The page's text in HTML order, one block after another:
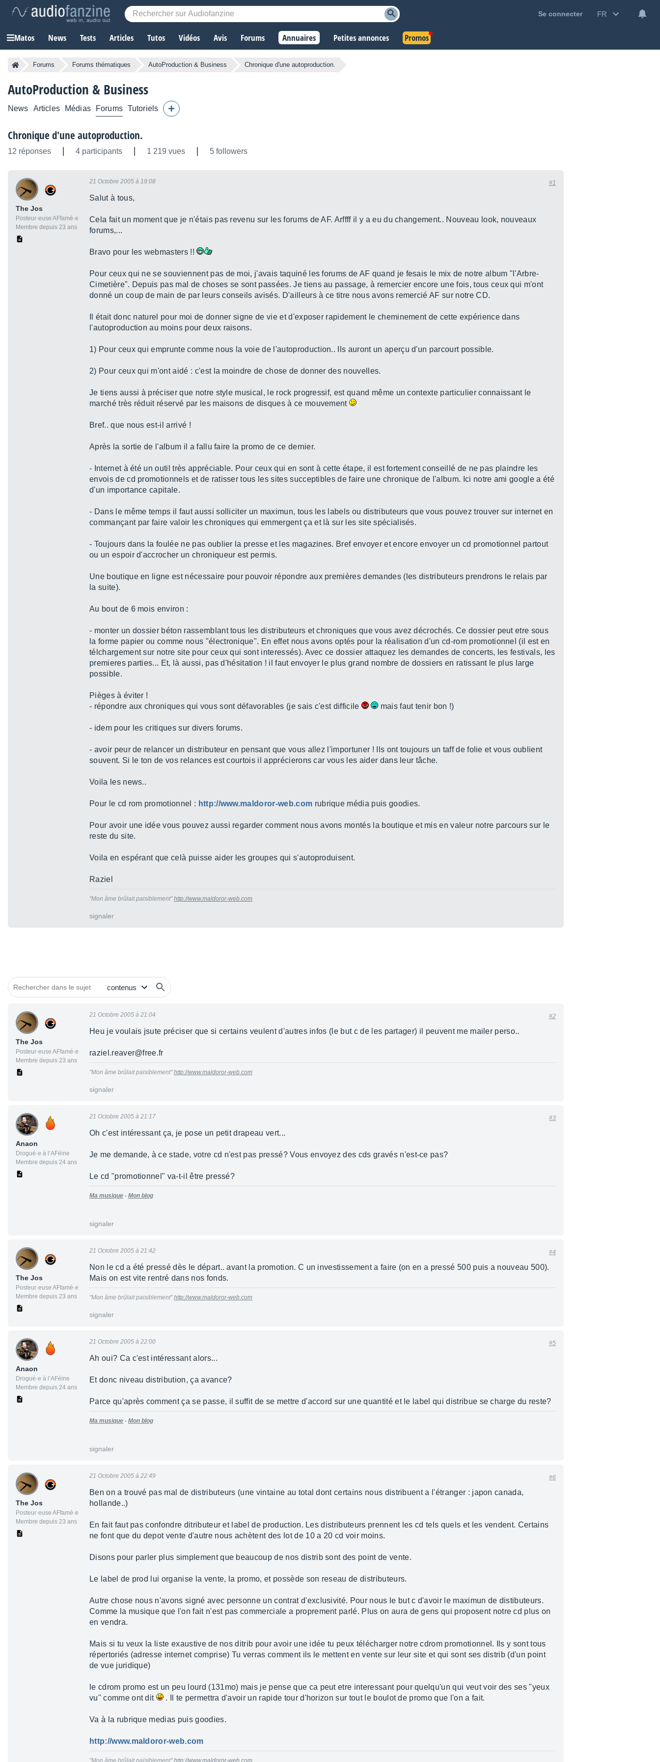
Se connecter FR
Matos News Tests Articles Tutos Vidéos Avis Forums Annuaires Petites annonces Promos
Forums Forums thématiques AutoProduction & Business Chronique d'une autoproduction.
AutoProduction & Business
News Articles Médias Forums Tutoriels
Chronique d'une autoproduction.
12 réponses 4 participants 1 219 vues 5 followers
The Jos
Posteur·euse AFfamé·e
Membre depuis 23 ans
21 Octobre 2005 à 19:08 #1
Salut à tous,
Cela fait un moment que je n'étais pas revenu sur les forums de AF. Arffff il y a eu du changement.. Nouveau look, nouveaux
forums,...
Bravo pour les webmasters !!
Pour ceux qui ne se souviennent pas de moi, j'avais taquiné les forums de AF quand je fesais le mix de notre album "l'Arbre-
Cimetière". Depuis pas mal de choses se sont passées. Je tiens au passage, à remercier encore une fois, tous ceux qui m'ont
donné un coup de main de par leurs conseils avisés. D'ailleurs à ce titre nous avons remercié AF sur notre CD.
Il était donc naturel pour moi de donner signe de vie et d'exposer rapidement le cheminement de cette expérience dans
l'autoproduction au moins pour deux raisons.
1) Pour ceux qui emprunte comme nous la voie de l'autoproduction.. Ils auront un aperçu d'un parcourt possible.
2) Pour ceux qui m'ont aidé : c'est la moindre de chose de donner des nouvelles.
Je tiens aussi à préciser que notre style musical, le rock progressif, est quand même un contexte particulier connaissant le
marché très réduit réservé par les maisons de disques à ce mouvement
Bref.. que nous est-il arrivé !
Après la sortie de l'album il a fallu faire la promo de ce dernier.
- Internet à été un outil très appréciable. Pour ceux qui en sont à cette étape, il est fortement conseillé de ne pas plaindre les
envois de cd promotionnels et de ratisser tous les sites succeptibles de faire une chronique de l'album. Ici notre ami google a été
d'un importance capitale.
- Dans le même temps il faut aussi solliciter un maximun, tous les labels ou distributeurs que vous pouvez trouver sur internet en
commançant par faire valoir les chroniques qui emmergent ça et là sur les site spécialisés.
- Toujours dans la foulée ne pas oublier la presse et les magazines. Bref envoyer et encore envoyer un cd promotionnel partout
ou un espoir d'accrocher un chroniqueur est permis.
Une boutique en ligne est nécessaire pour pouvoir répondre aux premières demandes (les distributeurs prendrons le relais par
la suite).
Au bout de 6 mois environ :
- monter un dossier béton rassemblant tous les distributeurs et chroniques que vous avez décrochés. Ce dossier peut etre sous
la forme papier ou comme nous "électronique". En effet nous avons optés pour la réalisation d'un cd-rom promotionnel (il est en
télchargement sur notre site pour ceux qui sont interessés). Avec ce dossier attaquez les demandes de concerts, les festivals, les
premieres parties... Et, là aussi, pas d'hésitation ! il faut envoyer le plus grand nombre de dossiers en ratissant le plus large
possible.
Pièges à éviter !
- répondre aux chroniques qui vous sont défavorables (je sais c'est difficile
mais faut tenir bon !)
- idem pour les critiques sur divers forums.
- avoir peur de relancer un distributeur en pensant que vous allez l'importuner ! Ils ont toujours un taff de folie et vous oublient
souvent. Si le ton de vos relances est courtois il apprécierons car vous les aider dans leur tâche.
Voila les news..
Pour le cd rom promotionnel : http://www.maldoror-web.com rubrique média puis goodies.
Pour avoir une idée vous pouvez aussi regarder comment nous avons montés la boutique et mis en valeur notre parcours sur le
reste du site.
Voila en espérant que celà puisse aider les groupes qui s'autoproduisent.
Raziel
"Mon âme brûlait paisiblement"http://www.maldoror-web.com
signaler
The Jos
Posteur·euse AFfamé·e
Membre depuis 23 ans
21 Octobre 2005 à 21:04 #2
Heu je voulais jsute préciser que si certains veulent d'autres infos (le but c de les partager) il peuvent me mailer perso..
raziel.reaver@free.fr
"Mon âme brûlait paisiblement"http://www.maldoror-web.com
signaler
Anaon
Drogué·e à l’AFéine
Membre depuis 24 ans
21 Octobre 2005 à 21:17 #3
Oh c'est intéressant ça, je pose un petit drapeau vert...
Je me demande, à ce stade, votre cd n'est pas pressé? Vous envoyez des cds gravés n'est-ce pas?
Le cd "promotionnel" va-t-il être pressé?
Ma musique - Mon blog
signaler
The Jos
Posteur·euse AFfamé·e
Membre depuis 23 ans
21 Octobre 2005 à 21:42 #4
Non le cd a été pressé dès le départ.. avant la promotion. C un investissement a faire (on en a pressé 500 puis a nouveau 500).
Mais on est vite rentré dans nos fonds.
"Mon âme brûlait paisiblement"http://www.maldoror-web.com
signaler
Anaon
Drogué·e à l’AFéine
Membre depuis 24 ans
21 Octobre 2005 à 22:00 #5
Ah oui? Ca c'est intéressant alors...
Et donc niveau distribution, ça avance?
Parce qu'après comment ça se passe, il suffit de se mettre d'accord sur une quantité et le label qui distribue se charge du reste?
Ma musique - Mon blog
signaler
The Jos
Posteur·euse AFfamé·e
Membre depuis 23 ans
21 Octobre 2005 à 22:49 #6
Ben on a trouvé pas mal de distributeurs (une vintaine au total dont certains nous distribuent a l'étranger : japon canada,
hollande..)
En fait faut pas confondre ditributeur et label de production. Les distributeurs prennent les cd tels quels et les vendent. Certains
ne font que du depot vente d'autre nous achètent des lot de 10 a 20 cd voir moins.
Disons pour parler plus simplement que beaucoup de nos distrib sont des point de vente.
Le label de prod lui organise la vente, la promo, et possède son reseau de distributeurs.
Autre chose nous n'avons signé avec personne un contrat d'exclusivité. Pour nous le but c d'avoir le maximun de distibuteurs.
Comme la musique que l'on fait n'est pas commerciale a proprement parlé. Plus on aura de gens qui proposent notre cd plus on
en vendra.
Mais si tu veux la liste exaustive de nos ditrib pour avoir une idée tu peux télécharger notre cdrom promotionnel. Ils y sont tous
répertoriés (adresse internet comprise) Tu verras comment ils le mettent en vente sur leur site et qui sont ses distrib (d'un point
de vue juridique)
le cdrom promo est un peu lourd (131mo) mais je pense que ca peut etre interessant pour quelqu'un qui veut voir des ses "yeux
vu" comme ont dit
. Il te permettra d'avoir un rapide tour d'horizon sur tout le boulot de promo que l'on a fait.
Va à la rubrique medias puis goodies.
http://www.maldoror-web.com